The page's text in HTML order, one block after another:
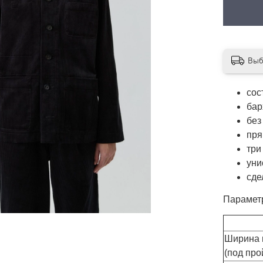
Ширина
(под